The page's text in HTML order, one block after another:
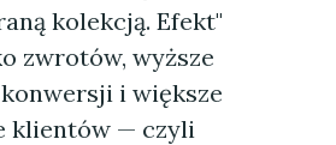
kolekcją. Efekt"
zwrotów, wyższe
i większe
klientów — czyli